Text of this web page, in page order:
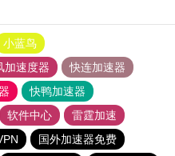
小蓝鸟
加速度器
快连加速器
快鸭加速器
软件中心
雷霆加速
国外加速器免费